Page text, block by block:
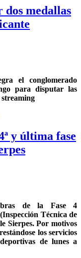
medallas
el conglomerado
para disputar las
y última fase
de la Fase 4
Técnica de
Sierpes. Por motivos
los servicios
de lunes a